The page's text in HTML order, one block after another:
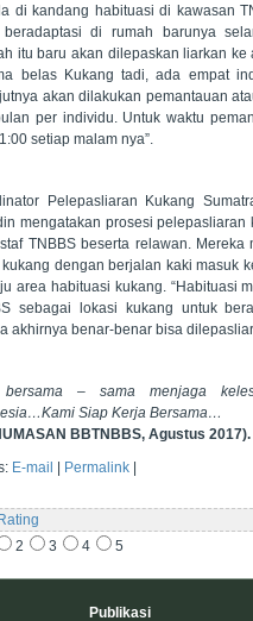
di kandang habituasi di kawasan
beradaptasi di rumah barunya
itu baru akan dilepaskan liarkan
belas Kukang tadi, ada empat
akan dilakukan pemantauan
per individu. Untuk waktu
setiap malam nya”.
Pelepasliaran Kukang
mengatakan prosesi
TNBBS beserta relawan. Mereka
kukang dengan berjalan kaki masuk
area habituasi kukang. “Habituasi
sebagai lokasi kukang untuk
akhirnya benar-benar bisa
– sama menjaga
Siap Kerja Bersama…
BBTNBBS, Agustus 2017).
E-mail Permalink
2 3 4 5
Publikasi